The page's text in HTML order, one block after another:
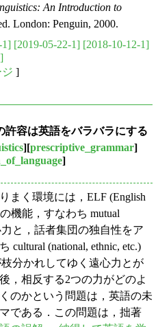
An Introduction to
London: Penguin, 2000.
1] [2019-05-22-1] [2018-10-12-1]
]
許容は英語をバラバラにする
][prescriptive_grammar]
]
まく環境には，ELF (English
機能，すなわち mutual
と，話者集団の独自性をア
cultural (national, ethnic, etc.)
分かれしてゆく遠心力とが
，相反する2つの力がどのよ
のかという問題は，英語の未
である．この問題は，拙著